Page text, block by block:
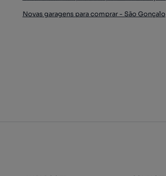
Novas garagens para comprar - São Gonçalo